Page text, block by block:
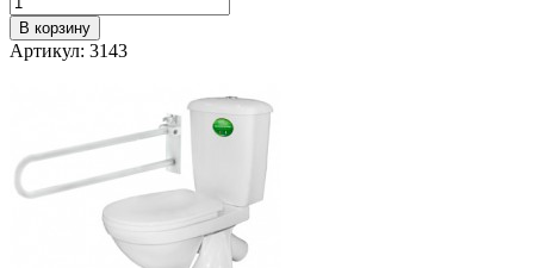
В корзину
Артикул: 3143